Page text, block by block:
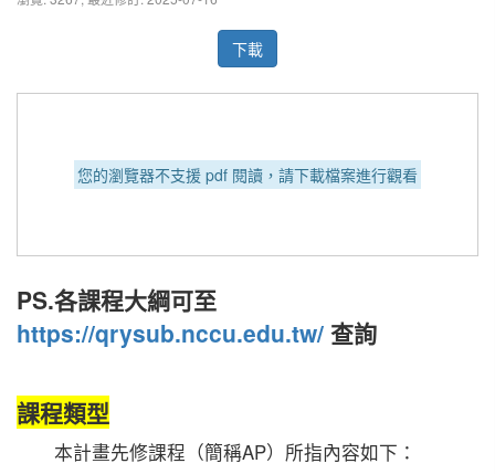
下載
您的瀏覽器不支援 pdf 閱讀，請下載檔案進行觀看
PS.各課程大綱可至
https://qrysub.nccu.edu.tw/ 查詢
課程類型
本計畫先修課程（簡稱AP）所指內容如下：